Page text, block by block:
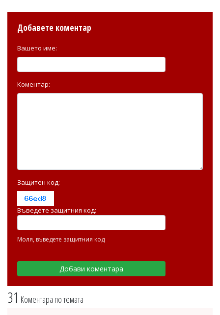
31 Коментара по темата
Добавете коментар
Вашето име:
Коментар:
Защитен код:
Въведете защитния код:
Моля, въведете защитния код